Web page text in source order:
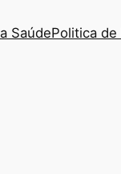
SaúdePolitica de